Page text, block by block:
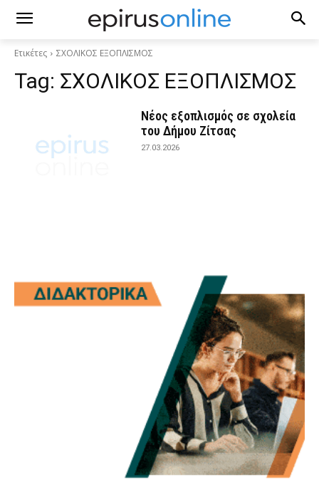
Ετικέτες ΣΧΟΛΙΚΟΣ ΕΞΟΠΛΙΣΜΟΣ
Tag: ΣΧΟΛΙΚΟΣ ΕΞΟΠΛΙΣΜΟΣ
Νέος εξοπλισμός σε σχολεία
του Δήμου Ζίτσας
27.03.2026